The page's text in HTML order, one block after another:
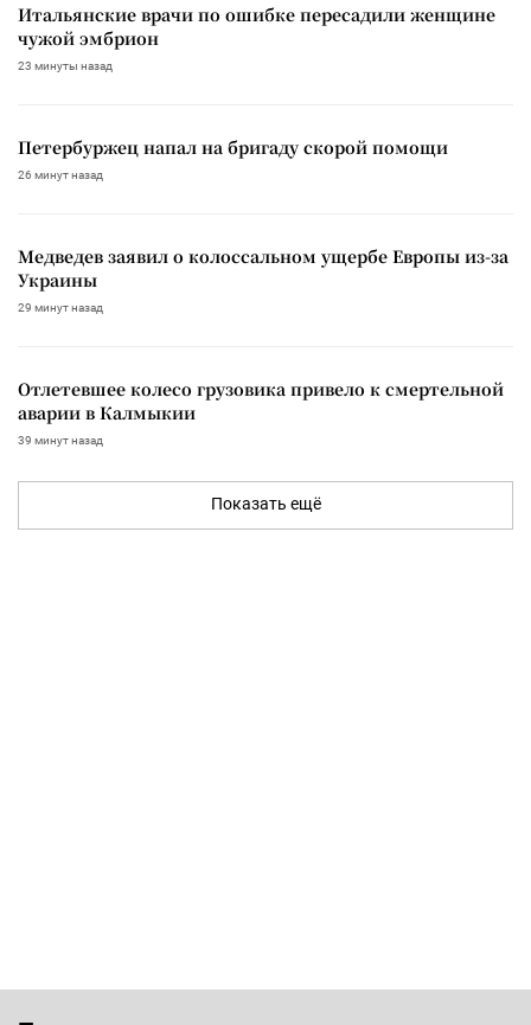
Итальянские врачи по ошибке пересадили женщине
чужой эмбрион
23 минуты назад
Петербуржец напал на бригаду скорой помощи
26 минут назад
Медведев заявил о колоссальном ущербе Европы из-за
Украины
29 минут назад
Отлетевшее колесо грузовика привело к смертельной
аварии в Калмыкии
39 минут назад
Показать ещё